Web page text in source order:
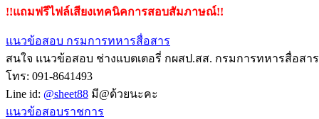
!!แถมฟรีไฟล์เสียงเทคนิคการสอบสัมภาษณ์!!
แนวข้อสอบ กรมการทหารสื่อสาร
สนใจ แนวข้อสอบ ช่างแบตเตอรี่ กผสป.สส. กรมการทหารสื่อสา
โทร: 091-8641493
Line id: @sheet88 มี@ด้วยนะคะ
แนวข้อสอบราชการ